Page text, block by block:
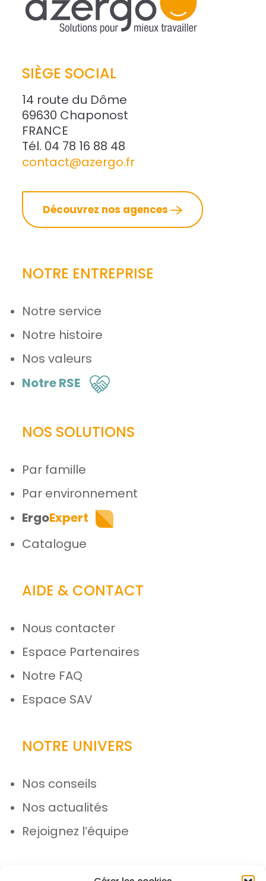
SIÈGE SOCIAL
14 route du Dôme
69630 Chaponost
FRANCE
Tél. 04 78 16 88 48
contact@azergo.fr
Découvrez nos agences
NOTRE ENTREPRISE
Notre service
Notre histoire
Nos valeurs
Notre RSE
NOS SOLUTIONS
Par famille
Par environnement
ErgoExpert
Catalogue
AIDE & CONTACT
Nous contacter
Espace Partenaires
Notre FAQ
Espace SAV
NOTRE UNIVERS
Nos conseils
Nos actualités
Rejoignez l’équipe